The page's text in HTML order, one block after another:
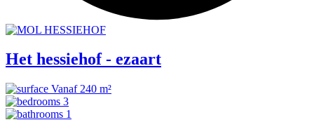
Het hessiehof - ezaart
Vanaf 240 m²
3
1